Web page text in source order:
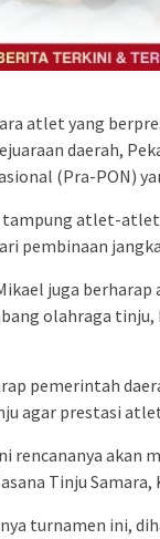
atlet yang
daerah,
(Pra-PON)
tampung atlet-
pembinaan
juga
olahraga
pemerintah
agar prestasi
rencananya akan
Tinju
turnamen ini,